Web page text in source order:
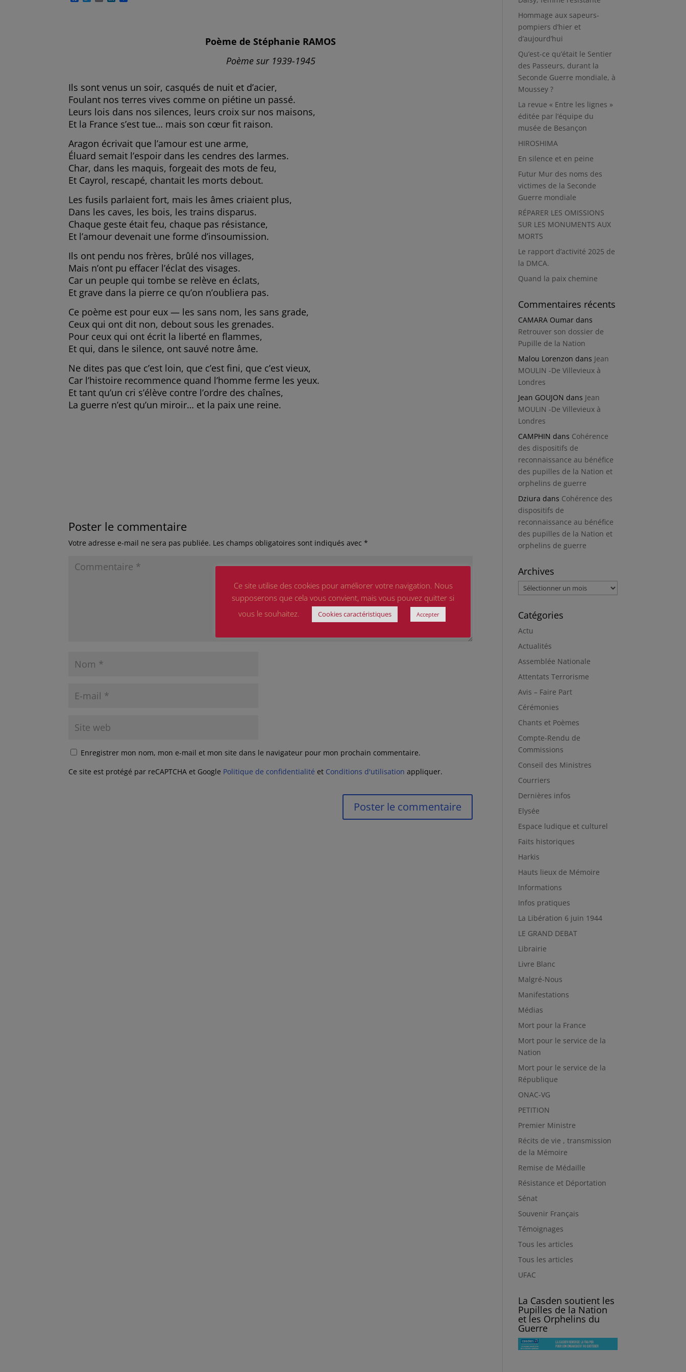
Poème de Stéphanie RAMOS
Poème sur 1939-1945
Ils sont venus un soir, casqués de nuit et d’acier,
Foulant nos terres vives comme on piétine un passé.
Leurs lois dans nos silences, leurs croix sur nos maisons,
Et la France s’est tue… mais son cœur fit raison.
Aragon écrivait que l’amour est une arme,
Éluard semait l’espoir dans les cendres des larmes.
Char, dans les maquis, forgeait des mots de feu,
Et Cayrol, rescapé, chantait les morts debout.
Les fusils parlaient fort, mais les âmes criaient plus,
Dans les caves, les bois, les trains disparus.
Chaque geste était feu, chaque pas résistance,
Et l’amour devenait une forme d’insoumission.
Ils ont pendu nos frères, brûlé nos villages,
Mais n’ont pu effacer l’éclat des visages.
Car un peuple qui tombe se relève en éclats,
Et grave dans la pierre ce qu’on n’oubliera pas.
Ce poème est pour eux — les sans nom, les sans grade,
Ceux qui ont dit non, debout sous les grenades.
Pour ceux qui ont écrit la liberté en flammes,
Et qui, dans le silence, ont sauvé notre âme.
Ne dites pas que c’est loin, que c’est fini, que c’est vieux,
Car l’histoire recommence quand l’homme ferme les yeux.
Et tant qu’un cri s’élève contre l’ordre des chaînes,
La guerre n’est qu’un miroir… et la paix une reine.
Poster le commentaire
Votre adresse e-mail ne sera pas publiée. Les champs obligatoires sont indiqués avec*
Enregistrer mon nom, mon e-mail et mon site dans le navigateur pour mon prochain commentaire.
Ce site est protégé par reCAPTCHA et Google Politique de confidentialité et Conditions d'utilisation appliquer.
Hommage aux sapeurs-
pompiers d’hier et
d’aujourd’hui
Qu’est-ce qu’était le Sentier
des Passeurs, durant la
Seconde Guerre mondiale, à
Moussey ?
La revue « Entre les lignes »
éditée par l’équipe du
musée de Besançon
HIROSHIMA
En silence et en peine
Futur Mur des noms des
victimes de la Seconde
Guerre mondiale
RÉPARER LES OMISSIONS
SUR LES MONUMENTS AUX
MORTS
Le rapport d’activité 2025 de
la DMCA.
Quand la paix chemine
Commentaires récents
CAMARA Oumar dans
Retrouver son dossier de
Pupille de la Nation
Malou Lorenzon dans Jean
MOULIN -De Villevieux à
Londres
Jean GOUJON dans Jean
MOULIN -De Villevieux à
Londres
CAMPHIN dans Cohérence
des dispositifs de
reconnaissance au bénéfice
des pupilles de la Nation et
orphelins de guerre
Dziura dans Cohérence des
dispositifs de
reconnaissance au bénéfice
des pupilles de la Nation et
orphelins de guerre
Archives
Archives
Catégories
Actu
Actualités
Assemblée Nationale
Attentats Terrorisme
Avis – Faire Part
Cérémonies
Chants et Poèmes
Compte-Rendu de
Commissions
Conseil des Ministres
Courriers
Dernières infos
Elysée
Espace ludique et culturel
Faits historiques
Harkis
Hauts lieux de Mémoire
Informations
Infos pratiques
La Libération 6 juin 1944
LE GRAND DEBAT
Librairie
Livre Blanc
Malgré-Nous
Manifestations
Médias
Mort pour la France
Mort pour le service de la
Nation
Mort pour le service de la
République
ONAC-VG
PETITION
Premier Ministre
Récits de vie , transmission
de la Mémoire
Remise de Médaille
Résistance et Déportation
Sénat
Souvenir Français
Témoignages
Tous les articles
Tous les articles
UFAC
La Casden soutient les
Pupilles de la Nation
et les Orphelins du
Guerre
Ce site utilise des cookies pour améliorer votre navigation. Nous
supposerons que cela vous convient, mais vous pouvez quitter si
vous le souhaitez.
Cookies caractéristiques Accepter